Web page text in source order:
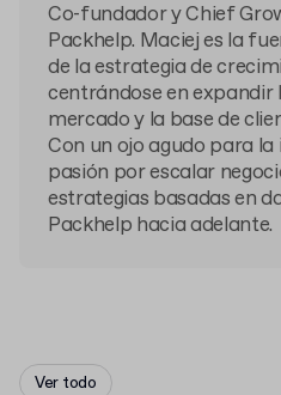
Co-fundador y Chief
Packhelp. Maciej es la
de la estrategia de
centrándose en expandir
mercado y la base de
Con un ojo agudo para
pasión por escalar
estrategias basadas en
Packhelp hacia adelante.
Ver todo